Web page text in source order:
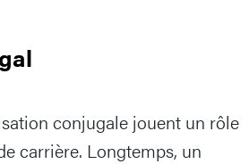
conjugale jouent un rôle
carrière. Longtemps, un